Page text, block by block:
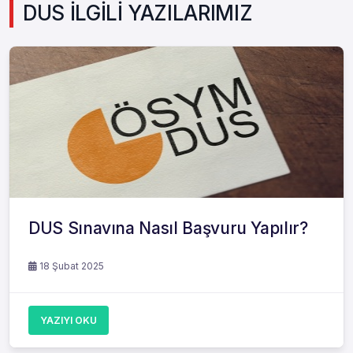
DUS İLGİLİ YAZILARIMIZ
DUS Sınavına Nasıl Başvuru Yapılır?
18 Şubat 2025
YAZIYI OKU